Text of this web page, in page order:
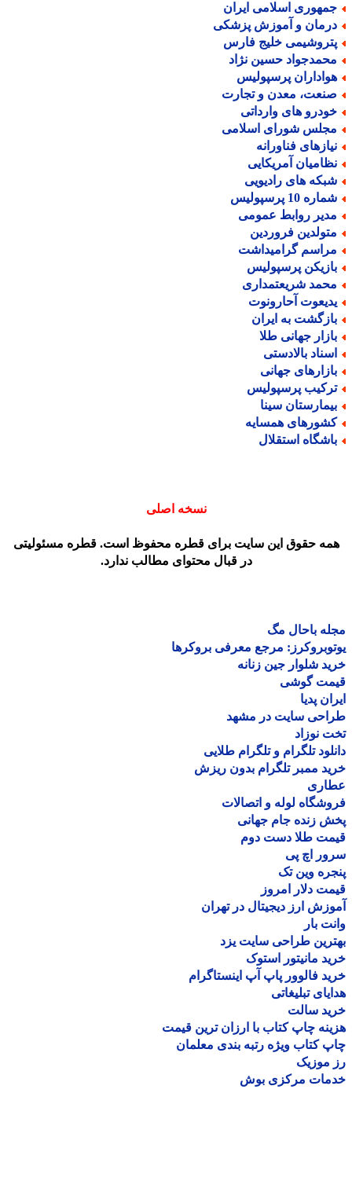
اسلامی ایران
و آموزش پزشکی
خلیج فارس
حسین نژاد
پرسپولیس
معدن و تجارت
های وارداتی
شورای اسلامی
فناورانه
آمریکایی
های رادیویی
10 پرسپولیس
روابط عمومی
فروردین
گرامیداشت
پرسپولیس
شریعتمداری
آحارونوت
به ایران
جهانی طلا
بالادستی
جهانی
پرسپولیس
سینا
همسایه
استقلال
نسخه اصلی
حقوق این سایت برای قطره محفوظ است. قطره مسئولیتی
در قبال محتوای مطالب ندارد.
باحال مگ
مرجع معرفی بروکرها
شلوار جین زنانه
گوشی
پدیا
سایت در مشهد
نوزاد
تلگرام و تلگرام طلایی
ممبر تلگرام بدون ریزش
لوله و اتصالات
زنده جام جهانی
طلا دست دوم
اچ پی
وین تک
دلار امروز
ارز دیجیتال در تهران
بار
طراحی سایت یزد
مانیتور استوک
فالوور پاپ آپ اینستاگرام
تبلیغاتی
سالت
چاپ کتاب با ارزان ترین قیمت
کتاب ویژه رتبه بندی معلمان
موزیک
مرکزی بوش